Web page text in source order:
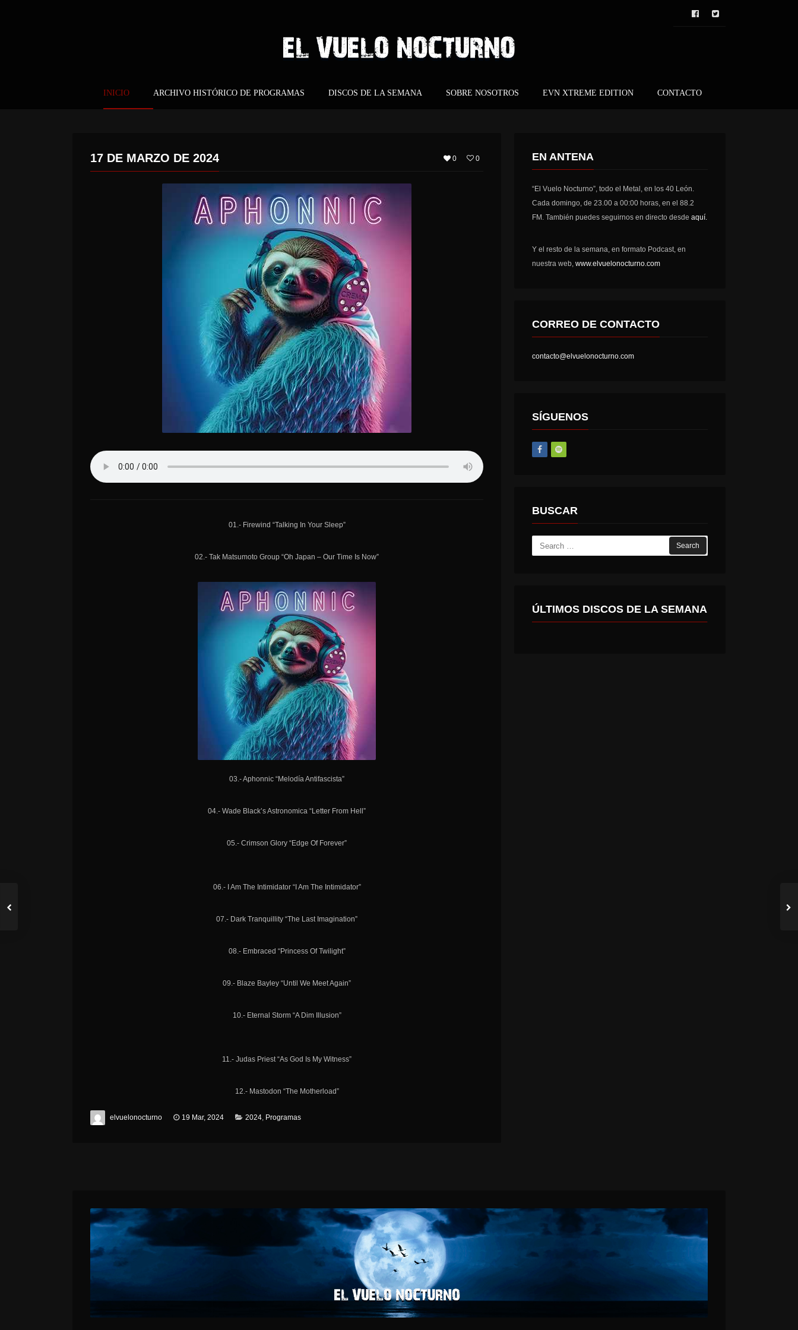
INICIO ARCHIVO HISTÓRICO DE PROGRAMAS DISCOS DE LA SEMANA SOBRE NOSOTROS EVN XTREME EDITION CONTACTO
0 0
17 DE MARZO DE 2024
01.- Firewind “Talking In Your Sleep”
02.- Tak Matsumoto Group “Oh Japan – Our Time Is Now”
03.- Aphonnic “Melodía Antifascista”
04.- Wade Black’s Astronomica “Letter From Hell”
05.- Crimson Glory “Edge Of Forever”
06.- I Am The Intimidator “I Am The Intimidator”
07.- Dark Tranquillity “The Last Imagination”
08.- Embraced “Princess Of Twilight”
09.- Blaze Bayley “Until We Meet Again”
10.- Eternal Storm “A Dim Illusion”
11.- Judas Priest “As God Is My Witness”
12.- Mastodon “The Motherload”
elvuelonocturno 19 Mar, 2024 2024, Programas
EN ANTENA
“El Vuelo Nocturno”, todo el Metal, en los 40 León.
Cada domingo, de 23.00 a 00:00 horas, en el 88.2
FM. También puedes seguirnos en directo desdeaquí.
Y el resto de la semana, en formato Podcast, en
nuestra web,www.elvuelonocturno.com
CORREO DE CONTACTO
contacto@elvuelonocturno.com
SÍGUENOS
BUSCAR
Search
for:
ÚLTIMOS DISCOS DE LA SEMANA